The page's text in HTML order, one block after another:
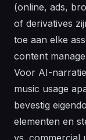
(online, ads,
of derivatives
toe aan elke
content
Voor AI-
music usage
bevestig
elementen en
vs. commercial